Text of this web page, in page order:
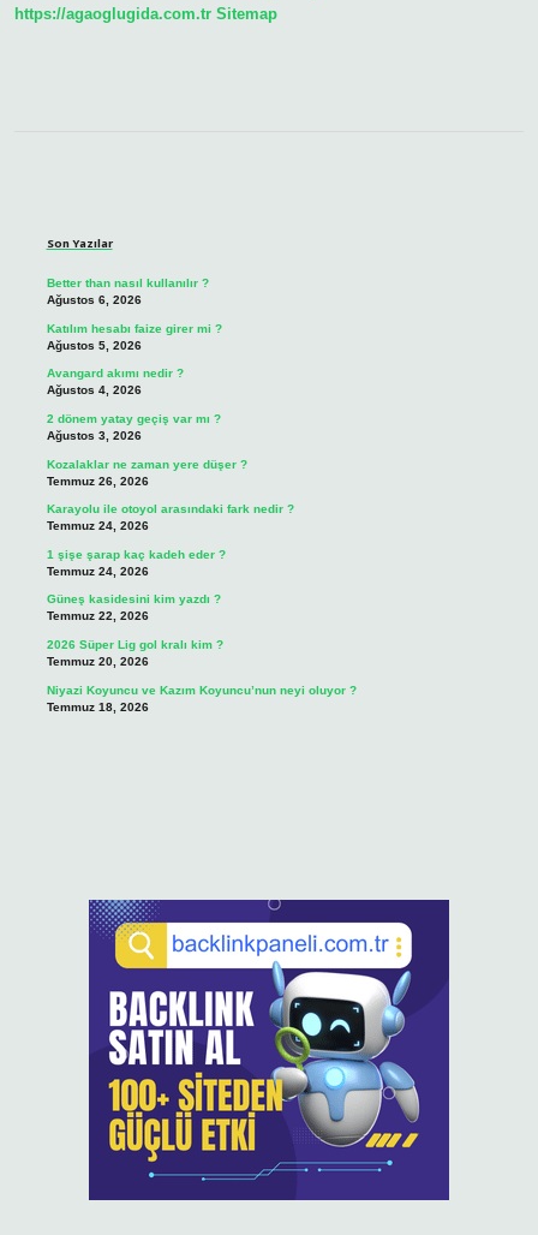
https://agaoglugida.com.tr Sitemap
Son Yazılar
Better than nasıl kullanılır ?
Ağustos 6, 2026
Katılım hesabı faize girer mi ?
Ağustos 5, 2026
Avangard akımı nedir ?
Ağustos 4, 2026
2 dönem yatay geçiş var mı ?
Ağustos 3, 2026
Kozalaklar ne zaman yere düşer ?
Temmuz 26, 2026
Karayolu ile otoyol arasındaki fark nedir ?
Temmuz 24, 2026
1 şişe şarap kaç kadeh eder ?
Temmuz 24, 2026
Güneş kasidesini kim yazdı ?
Temmuz 22, 2026
2026 Süper Lig gol kralı kim ?
Temmuz 20, 2026
Niyazi Koyuncu ve Kazım Koyuncu’nun neyi oluyor ?
Temmuz 18, 2026